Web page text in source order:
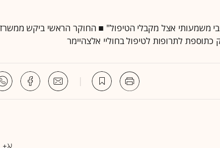
משמעותי אצל מקבלי הטיפול" ■ החוקר הראשי ביקש
לתרופות לטיפול בחוליי אלצהיימר